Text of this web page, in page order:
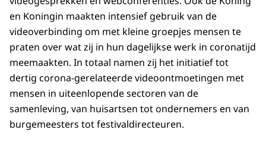
en Koningin maakten intensief gebruik van de
videoverbinding om met kleine groepjes mensen te
praten over wat zij in hun dagelijkse werk in coronatijd
meemaakten. In totaal namen zij het initiatief tot
dertig corona-gerelateerde videoontmoetingen met
mensen in uiteenlopende sectoren van de
samenleving, van huisartsen tot ondernemers en van
burgemeesters tot festivaldirecteuren.